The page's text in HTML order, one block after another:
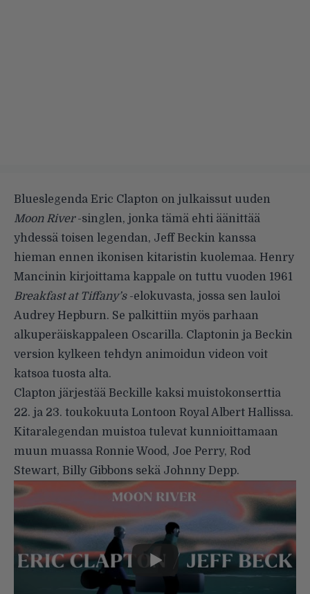
Blueslegenda Eric Clapton on julkaissut uuden
Moon River-singlen, jonka tämä ehti äänittää
yhdessä toisen legendan, Jeff Beckin kanssa
hieman ennen ikonisen kitaristin kuolemaa. Henry
Mancinin kirjoittama kappale on tuttu vuoden 1961
Breakfast at Tiffany’s-elokuvasta, jossa sen lauloi
Audrey Hepburn. Se palkittiin myös parhaan
alkuperäiskappaleen Oscarilla. Claptonin ja Beckin
version kylkeen tehdyn animoidun videon voit
katsoa tuosta alta.
Clapton järjestää Beckille kaksi muistokonserttia
22. ja 23. toukokuuta Lontoon Royal Albert Hallissa.
Kitaralegendan muistoa tulevat kunnioittamaan
muun muassa Ronnie Wood, Joe Perry, Rod
Stewart, Billy Gibbons sekä Johnny Depp.